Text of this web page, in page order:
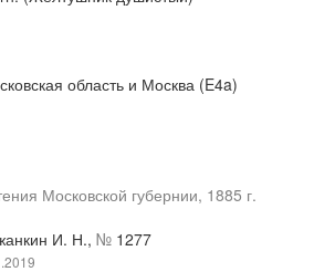
область и Москва (E4a)
Московской губернии, 1885 г.
И. Н., № 1277